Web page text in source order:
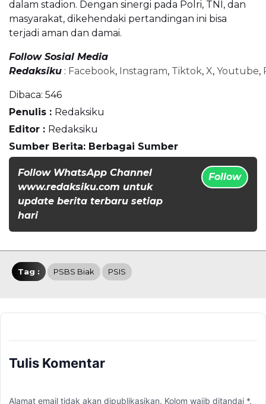
dalam stadion. Dengan sinergi pada Polri, TNI, dan
masyarakat, dikehendaki pertandingan ini bisa
terjadi aman dan damai.
Follow Sosial Media
Redaksiku : Facebook, Instagram, Tiktok, X, Youtube,
Dibaca: 546
Penulis : Redaksiku
Editor : Redaksiku
Sumber Berita: Berbagai Sumber
Follow WhatsApp Channel
www.redaksiku.com untuk
update berita terbaru setiap
hari
Follow
Tag : PSBS Biak PSIS
Tulis Komentar